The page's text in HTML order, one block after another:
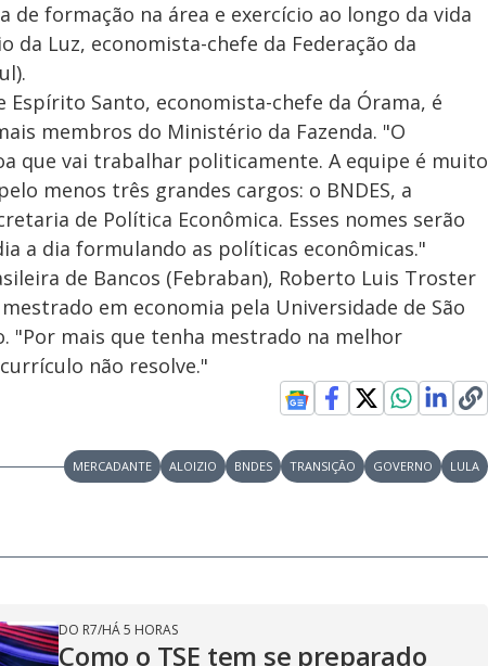
de formação na área e exercício ao longo da vida
da Luz, economista-chefe da Federação da
Espírito Santo, economista-chefe da Órama, é
membros do Ministério da Fazenda. "O
que vai trabalhar politicamente. A equipe é muito
menos três grandes cargos: o BNDES, a
de Política Econômica. Esses nomes serão
a dia formulando as políticas econômicas."
de Bancos (Febraban), Roberto Luis Troster
em economia pela Universidade de São
"Por mais que tenha mestrado na melhor
não resolve."
MERCADANTE ALOIZIO BNDES TRANSIÇÃO GOVERNO LULA
DO R7/HÁ 5 HORAS
Como o TSE tem se preparado